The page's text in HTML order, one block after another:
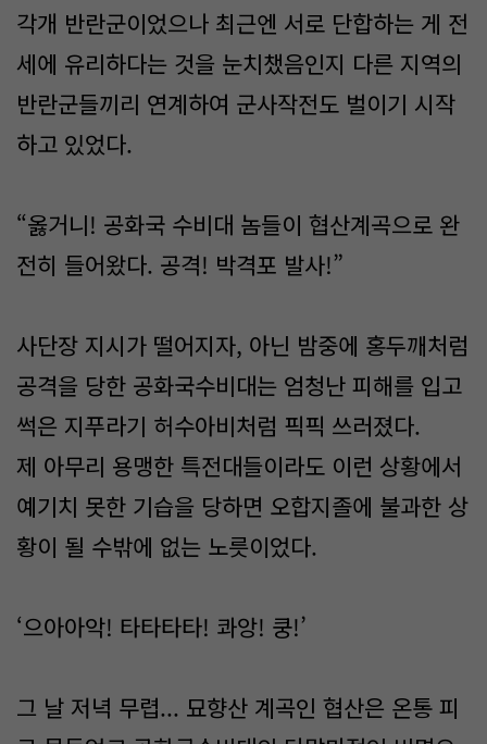
각개 반란군이었으나 최근엔 서로 단합하는 게 전
세에 유리하다는 것을 눈치챘음인지 다른 지역의
반란군들끼리 연계하여 군사작전도 벌이기 시작
하고 있었다.
“옳거니! 공화국 수비대 놈들이 협산계곡으로 완
전히 들어왔다. 공격! 박격포 발사!”
사단장 지시가 떨어지자, 아닌 밤중에 홍두깨처럼
공격을 당한 공화국수비대는 엄청난 피해를 입고
썩은 지푸라기 허수아비처럼 픽픽 쓰러졌다.
제 아무리 용맹한 특전대들이라도 이런 상황에서
예기치 못한 기습을 당하면 오합지졸에 불과한 상
황이 될 수밖에 없는 노릇이었다.
‘으아아악! 타타타타! 콰앙! 쿵!’
그 날 저녁 무렵... 묘향산 계곡인 협산은 온통 피